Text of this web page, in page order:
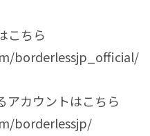
こちら
borderlessjp_official/
カウントはこちら
borderlessjp/